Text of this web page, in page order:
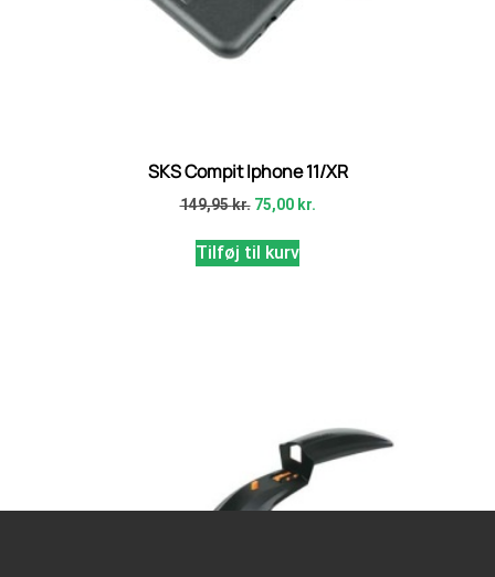
SKS Compit Iphone 11/XR
149,95kr. 75,00 kr.
Tilføj til kurv